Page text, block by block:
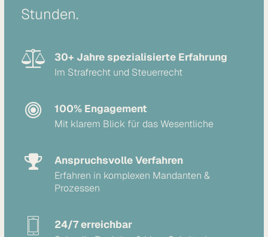
Stunden.
30+ Jahre spezialisierte Erfahrung
Im Strafrecht und Steuerrecht
100% Engagement
Mit klarem Blick für das Wesentliche
Anspruchsvolle Verfahren
Erfahren in komplexen Mandanten &
Prozessen
24/7 erreichbar